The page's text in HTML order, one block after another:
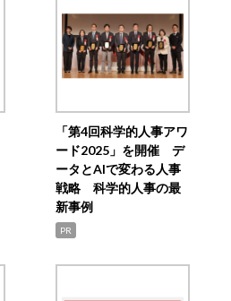
「第4回科学的人事アワ
ード2025」を開催 デ
ータとAIで変わる人事
戦略 科学的人事の最
新事例
PR